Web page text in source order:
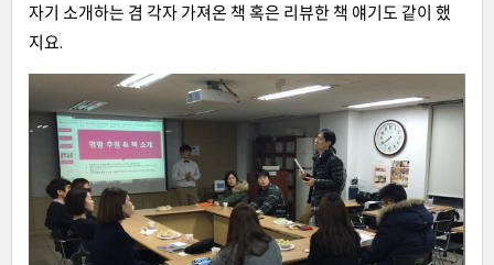
자기 소개하는 겸 각자 가져온 책 혹은 리뷰한 책 얘기도 같이 했
지요.